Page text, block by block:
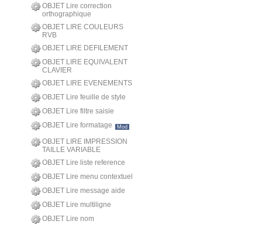
OBJET Lire correction
orthographique
OBJET LIRE COULEURS
RVB
OBJET LIRE DEFILEMENT
OBJET LIRE EQUIVALENT
CLAVIER
OBJET LIRE EVENEMENTS
OBJET Lire feuille de style
OBJET Lire filtre saisie
OBJET Lire formatage
Mod
OBJET LIRE IMPRESSION
TAILLE VARIABLE
OBJET Lire liste reference
OBJET Lire menu contextuel
OBJET Lire message aide
OBJET Lire multiligne
OBJET Lire nom